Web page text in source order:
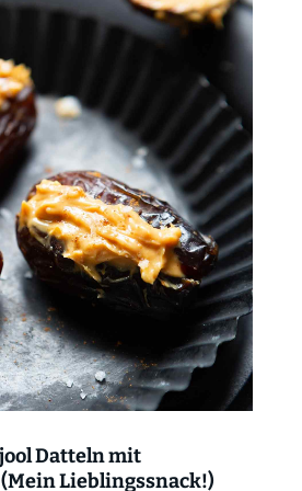
Datteln mit
Lieblingssnack!)